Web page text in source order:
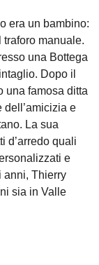
era un bambino:
manuale.
una Bottega
Dopo il
una famosa ditta
e
La sua
d’arredo quali
e
anni, Thierry
sia in Valle